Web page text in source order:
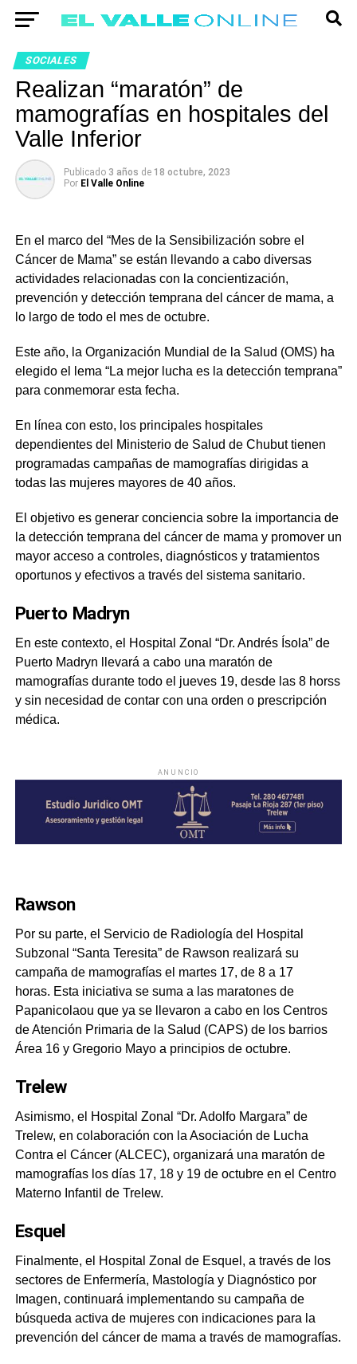
SOCIALES
Realizan “maratón” de
mamografías en hospitales del
Valle Inferior
Publicado 3 años de 18 octubre, 2023
Por El Valle Online
En el marco del “Mes de la Sensibilización sobre el
Cáncer de Mama” se están llevando a cabo diversas
actividades relacionadas con la concientización,
prevención y detección temprana del cáncer de mama, a
lo largo de todo el mes de octubre.
Este año, la Organización Mundial de la Salud (OMS) ha
elegido el lema “La mejor lucha es la detección temprana”
para conmemorar esta fecha.
En línea con esto, los principales hospitales
dependientes del Ministerio de Salud de Chubut tienen
programadas campañas de mamografías dirigidas a
todas las mujeres mayores de 40 años.
El objetivo es generar conciencia sobre la importancia de
la detección temprana del cáncer de mama y promover un
mayor acceso a controles, diagnósticos y tratamientos
oportunos y efectivos a través del sistema sanitario.
Puerto Madryn
En este contexto, el Hospital Zonal “Dr. Andrés Ísola” de
Puerto Madryn llevará a cabo una maratón de
mamografías durante todo el jueves 19, desde las 8 horss
y sin necesidad de contar con una orden o prescripción
médica.
ANUNCIO
Rawson
Por su parte, el Servicio de Radiología del Hospital
Subzonal “Santa Teresita” de Rawson realizará su
campaña de mamografías el martes 17, de 8 a 17
horas. Esta iniciativa se suma a las maratones de
Papanicolaou que ya se llevaron a cabo en los Centros
de Atención Primaria de la Salud (CAPS) de los barrios
Área 16 y Gregorio Mayo a principios de octubre.
Trelew
Asimismo, el Hospital Zonal “Dr. Adolfo Margara” de
Trelew, en colaboración con la Asociación de Lucha
Contra el Cáncer (ALCEC), organizará una maratón de
mamografías los días 17, 18 y 19 de octubre en el Centro
Materno Infantil de Trelew.
Esquel
Finalmente, el Hospital Zonal de Esquel, a través de los
sectores de Enfermería, Mastología y Diagnóstico por
Imagen, continuará implementando su campaña de
búsqueda activa de mujeres con indicaciones para la
prevención del cáncer de mama a través de mamografías.